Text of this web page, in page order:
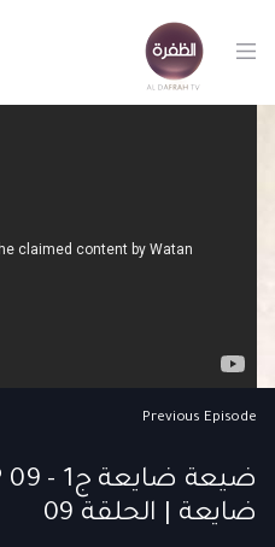
Previous Episode
ضايعة | الحلقة 09